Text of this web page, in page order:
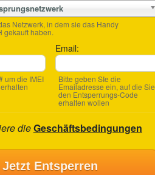
Netzwerk, in dem sie das Handy
gekauft haben.
um die IMEI
Email:
Bitte geben SIe die
Emailadresse ein, auf die Sie
den Entsperrungs-Code
erhalten wollen
dieGeschäftsbedingungen
Jetzt Entsperren